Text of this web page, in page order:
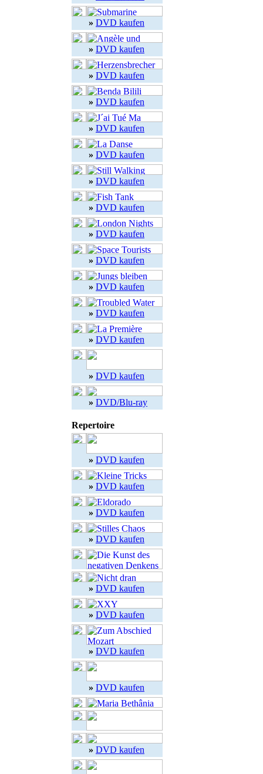
» DVD kaufen
» DVD kaufen
» DVD kaufen
» DVD kaufen
» DVD kaufen
» DVD kaufen
» DVD kaufen
» DVD kaufen
» DVD kaufen
» DVD kaufen
» DVD kaufen
» DVD kaufen
» DVD kaufen
» DVD kaufen
» DVD/Blu-ray
Repertoire
» DVD kaufen
» DVD kaufen
» DVD kaufen
» DVD kaufen
» DVD kaufen
» DVD kaufen
» DVD kaufen
» DVD kaufen
» DVD kaufen